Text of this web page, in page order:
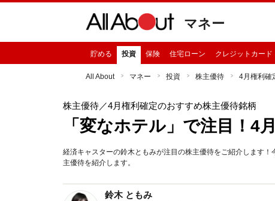
マネー
貯める 投資 保険 住宅ローン クレジットカード
All About マネー 投資 株主優待 4月権利確
株主優待／4月権利確定のおすすめ株主優待銘柄
「変なホテル」で注目！4
経済キャスターの鈴木ともみが注目の株主優待をご紹介します
主優待を紹介します。
鈴木 ともみ